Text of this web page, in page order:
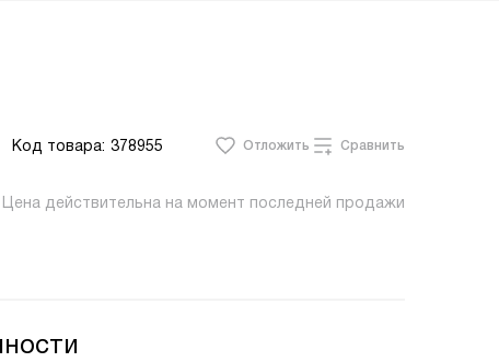
Код товара: 378955 Отложить Сравнить
Цена действительна на момент последней продажи